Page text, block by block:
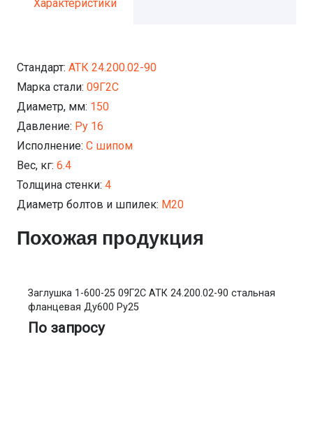
Характеристики
Стандарт: АТК 24.200.02-90
Марка стали: 09Г2С
Диаметр, мм: 150
Давление: Ру 16
Исполнение: С шипом
Вес, кг: 6.4
Толщина стенки: 4
Диаметр болтов и шпилек: М20
Похожая продукция
Заглушка 1-600-25 09Г2С АТК 24.200.02-90 стальная
фланцевая Ду600 Ру25
По запросу